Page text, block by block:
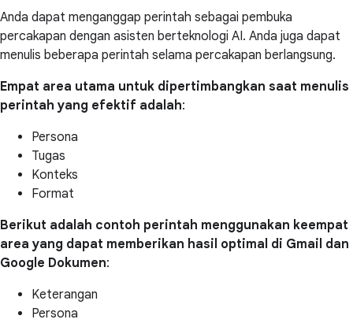
Anda dapat menganggap perintah sebagai pembuka
percakapan dengan asisten berteknologi AI. Anda juga dapat
menulis beberapa perintah selama percakapan berlangsung.
Empat area utama untuk dipertimbangkan saat menulis
perintah yang efektif adalah:
Persona
Tugas
Konteks
Format
Berikut adalah contoh perintah menggunakan keempat
area yang dapat memberikan hasil optimal di Gmail dan
Google Dokumen:
Keterangan
Persona